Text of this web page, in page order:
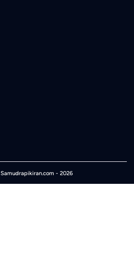
Samudrapikiran.com - 2026